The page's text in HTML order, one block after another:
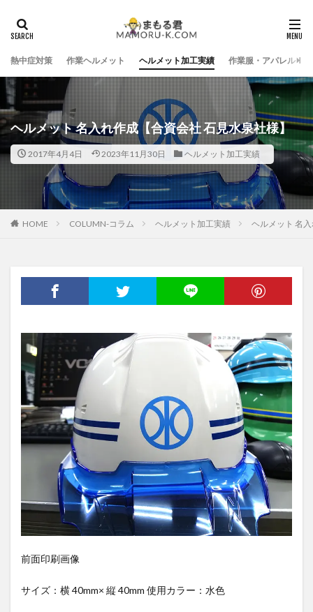
熱中症対策 作業ヘルメット ヘルメット加工実績 作業服・アパレル
ヘルメット 名入れ作成【合資会社 石見水泉社様】
2017年4月4日 2023年11月30日 ヘルメット加工実績
HOME COLUMN-コラム ヘルメット加工実績 ヘルメット 名
前面印刷画像
サイズ：横 40mm× 縦 40mm 使用カラー：水色